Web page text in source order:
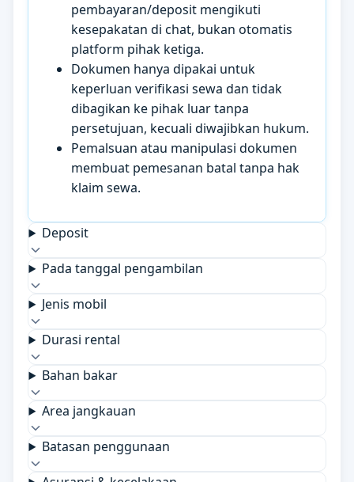
pembayaran/deposit mengikuti
kesepakatan di chat, bukan otomatis
platform pihak ketiga.
Dokumen hanya dipakai untuk
keperluan verifikasi sewa dan tidak
dibagikan ke pihak luar tanpa
persetujuan, kecuali diwajibkan hukum.
Pemalsuan atau manipulasi dokumen
membuat pemesanan batal tanpa hak
klaim sewa.
Deposit
Pada tanggal pengambilan
Jenis mobil
Durasi rental
Bahan bakar
Area jangkauan
Batasan penggunaan